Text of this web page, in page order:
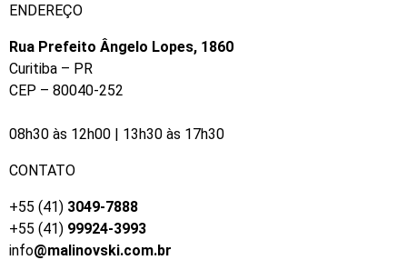
ENDEREÇO
Rua Prefeito Ângelo Lopes, 1860
Curitiba – PR
CEP – 80040-252
​08h30 às 12h00 | 13h30 às 17h30
CONTATO
+55 (41) 3049-7888
+55 (41) 99924-3993
info@malinovski.com.br